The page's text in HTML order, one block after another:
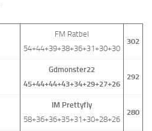
FM Ratbel
54+44+39+38+36+31+30+30
302
Gdmonster22
45+44+44+43+34+29+27+26
292
IM Prettyfly
58+36+36+35+31+30+28+26
280